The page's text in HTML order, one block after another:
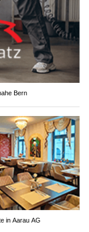
Bern
in Aarau AG